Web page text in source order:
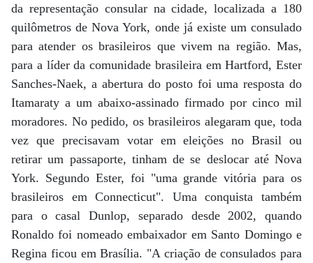
da representação consular na cidade, localizada a 180
quilômetros de Nova York, onde já existe um consulado
para atender os brasileiros que vivem na região. Mas,
para a líder da comunidade brasileira em Hartford, Ester
Sanches-Naek, a abertura do posto foi uma resposta do
Itamaraty a um abaixo-assinado firmado por cinco mil
moradores. No pedido, os brasileiros alegaram que, toda
vez que precisavam votar em eleições no Brasil ou
retirar um passaporte, tinham de se deslocar até Nova
York. Segundo Ester, foi "uma grande vitória para os
brasileiros em Connecticut". Uma conquista também
para o casal Dunlop, separado desde 2002, quando
Ronaldo foi nomeado embaixador em Santo Domingo e
Regina ficou em Brasília. "A criação de consulados para